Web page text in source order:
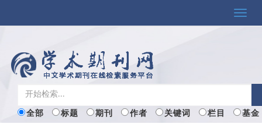
Toggle
全部 标题 期刊 作者 关键词 栏目 基金